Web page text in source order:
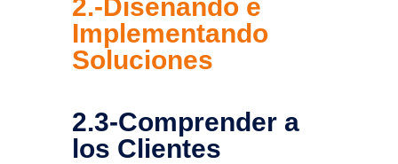
2.-Diseñando e
Implementando
Soluciones
2.3-Comprender a
los Clientes